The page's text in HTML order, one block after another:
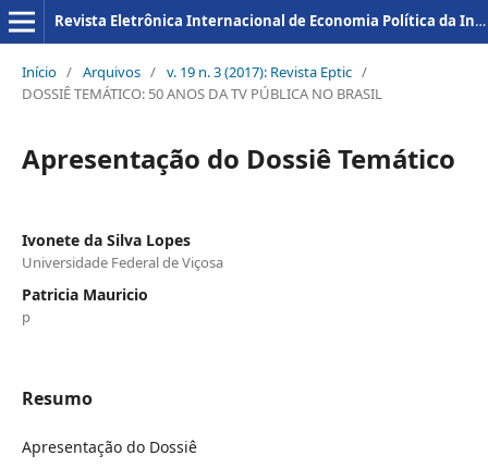
Revista Eletrônica Internacional de Economia Política da Informação da Comunicação e da Cultura
Início / Arquivos / v. 19 n. 3 (2017): Revista Eptic /
DOSSIÊ TEMÁTICO: 50 ANOS DA TV PÚBLICA NO BRASIL
Apresentação do Dossiê Temático
Ivonete da Silva Lopes
Universidade Federal de Viçosa
Patricia Mauricio
p
Resumo
Apresentação do Dossiê